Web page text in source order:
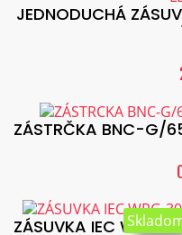
JEDNODUCHÁ
ZÁSTRČKA BNC-G/
ZÁSUVKA IEC WPG-